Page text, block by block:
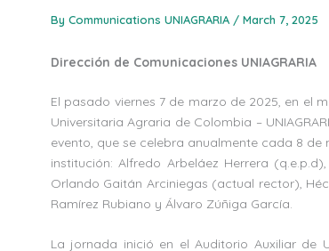
By Communications UNIAGRARIA / March 7, 2025
Dirección de Comunicaciones UNIAGRARIA
El pasado viernes 7 de marzo de 2025, en el
Universitaria Agraria de Colombia –
evento, que se celebra anualmente cada 8
institución: Alfredo Arbeláez Herrera
Orlando Gaitán Arciniegas (actual rector),
Ramírez Rubiano y Álvaro Zúñiga García.
La jornada inició en el Auditorio Auxiliar de